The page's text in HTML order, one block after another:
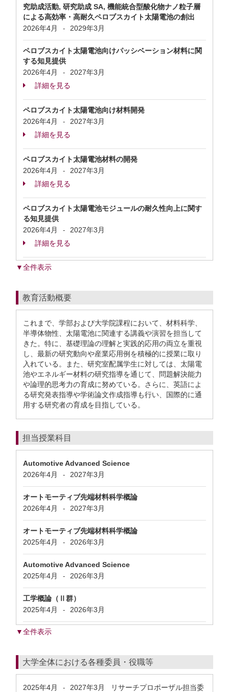
究助成活動, 研究助成 SA, 機能統合型酸化物ナノ粒子層
による高効率・高耐久ペロブスカイト太陽電池の創出
2026年4月
- 2029年3月
ペロブスカイト太陽電池向けパッシベーション材料に関
する知見提供
2026年4月
-
2027年3月
詳細を見る
ペロブスカイト太陽電池向け材料開発
2026年4月
-
2027年3月
詳細を見る
ペロブスカイト太陽電池材料の開発
2026年4月
-
2027年3月
詳細を見る
ペロブスカイト太陽電池モジュールの耐久性向上に関す
る知見提供
2026年4月
-
2027年3月
詳細を見る
▼全件表示
教育活動概要
これまで、学部および大学院課程において、材料科学、
半導体物性、太陽電池に関連する講義や演習を担当して
きた。特に、基礎理論の理解と実践的応用の両立を重視
し、最新の研究動向や産業応用例を積極的に授業に取り
入れている。また、研究室配属学生に対しては、太陽電
池やエネルギー材料の研究指導を通じて、問題解決能力
や論理的思考力の育成に努めている。さらに、英語によ
る研究発表指導や学術論文作成指導も行い、国際的に通
用する研究者の育成を目指している。
担当授業科目
Automotive Advanced Science
2026年4月
- 2027年3月
オートモーティブ先端材料科学概論
2026年4月
- 2027年3月
オートモーティブ先端材料科学概論
2025年4月
- 2026年3月
Automotive Advanced Science
2025年4月
- 2026年3月
工学概論（Ⅱ群）
2025年4月
- 2026年3月
▼全件表示
大学全体における各種委員・役職等
2025年4月 - 2027年3月
リサーチプロポーザル担当委